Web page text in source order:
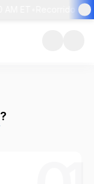
Recorrido de
?